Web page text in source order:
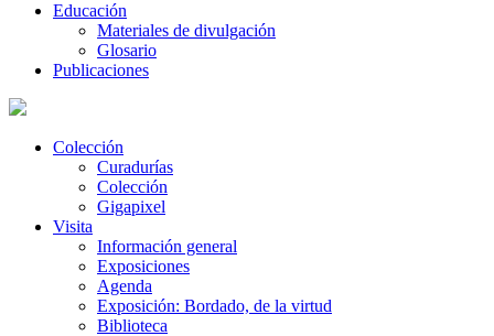
Educación
Materiales de divulgación
Glosario
Publicaciones
Colección
Curadurías
Colección
Gigapixel
Visita
Información general
Exposiciones
Agenda
Exposición: Bordado, de la virtud
Biblioteca